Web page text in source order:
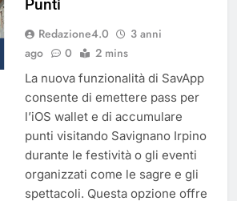
del 26 Marzo 2026
4 Mesi Ago
Mangiaplastica: Più ricicli, più
risparmi!
Postamat chiuso di notte a
Savignano: misura anti-rapina
fino alle 8:30
10 Mesi Ago
💡 Savignano 4.0 si rinnova: scopri
la nuova grafica del blog dedicato
al futuro del nostro paese
12 Mesi Ago
🌤️ Nuova Webcam Live per il
Punti
Redazione4.0
3 anni
ago
0 2 mins
La nuova funzionalità di SavApp
consente di emettere pass per
l’iOS wallet e di accumulare
punti visitando Savignano Irpino
durante le festività o gli eventi
organizzati come le sagre e gli
spettacoli. Questa opzione offre